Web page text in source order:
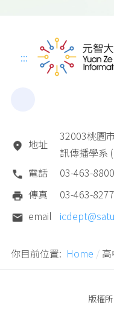
:::
地址
32003桃園
訊傳播學系
電話
03-463-
傳真
03-463-8277
email
你目前位置: Home
版權